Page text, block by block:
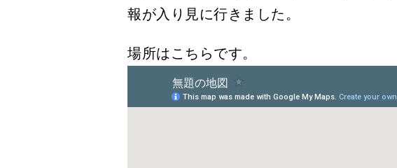
報が入り見に行きました。
場所はこちらです。